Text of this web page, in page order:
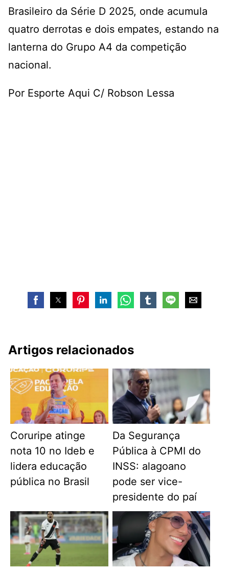
Brasileiro da Série D 2025, onde acumula
quatro derrotas e dois empates, estando na
lanterna do Grupo A4 da competição
nacional.
Por Esporte Aqui C/ Robson Lessa
Artigos relacionados
Coruripe atinge
nota 10 no Ideb e
lidera educação
pública no Brasil
Da Segurança
Pública à CPMI do
INSS: alagoano
pode ser vice-
presidente do paí